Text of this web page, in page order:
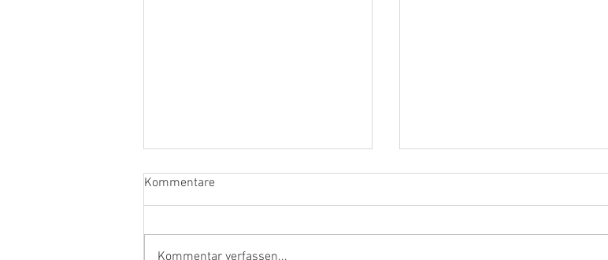
Kommentare